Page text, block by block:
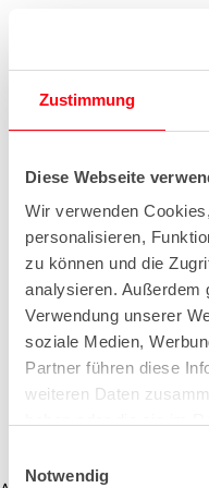
Zustimmung
Diese Webseite
Wir verwenden
personalisieren,
zu können und die
analysieren. Außerdem
Verwendung unserer
soziale Medien,
Partner führen diese
weiteren Daten
Notwendig